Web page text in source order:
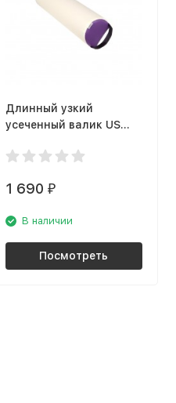
Длинный узкий
усеченный валик US
1 690 ₽
В наличии
Посмотреть